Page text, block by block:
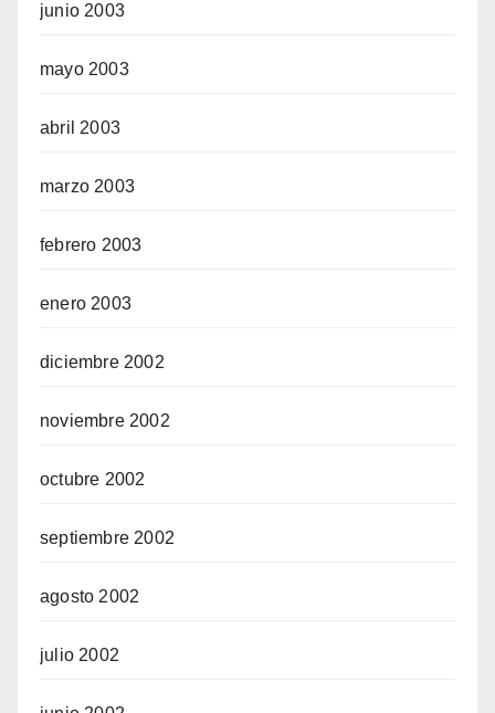
junio 2003
mayo 2003
abril 2003
marzo 2003
febrero 2003
enero 2003
diciembre 2002
noviembre 2002
octubre 2002
septiembre 2002
agosto 2002
julio 2002